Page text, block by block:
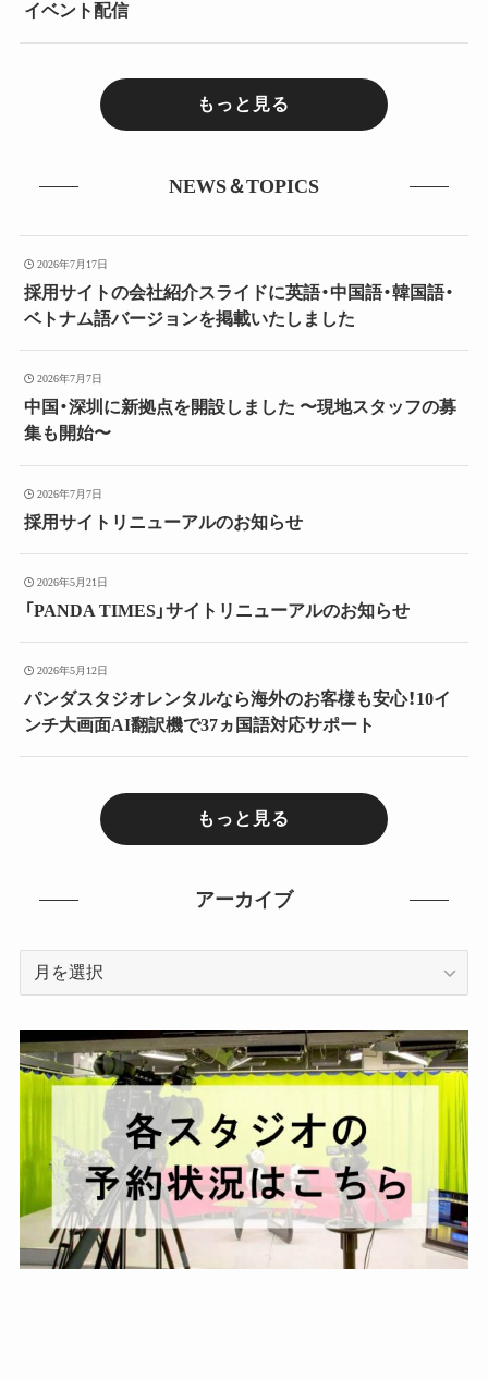
イベント配信
もっと見る
NEWS＆TOPICS
2026年7月17日
採用サイトの会社紹介スライドに英語・中国語・韓国語・
ベトナム語バージョンを掲載いたしました
2026年7月7日
中国・深圳に新拠点を開設しました 〜現地スタッフの募
集も開始〜
2026年7月7日
採用サイトリニューアルのお知らせ
2026年5月21日
「PANDA TIMES」サイトリニューアルのお知らせ
2026年5月12日
パンダスタジオレンタルなら海外のお客様も安心！10イ
ンチ大画面AI翻訳機で37ヵ国語対応サポート
もっと見る
アーカイブ
イ
ブ